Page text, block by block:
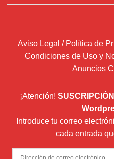
Aviso Legal / Política de
Condiciones de Uso y
Anuncios
¡Atención!
Introduce tu correo
cada entrada
Dirección